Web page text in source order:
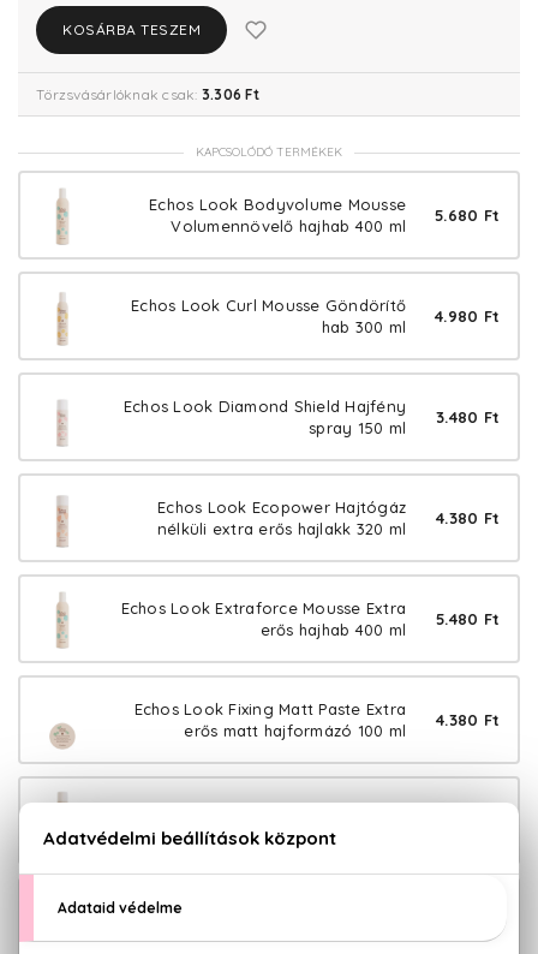
KOSÁRBA TESZEM
Törzsvásárlóknak csak: 3.306 Ft
KAPCSOLÓDÓ TERMÉKEK
Echos Look Bodyvolume Mousse
Volumennövelő hajhab 400 ml
5.680 Ft
Echos Look Curl Mousse Göndörítő
hab 300 ml
4.980 Ft
Echos Look Diamond Shield Hajfény
spray 150 ml
3.480 Ft
Echos Look Ecopower Hajtógáz
nélküli extra erős hajlakk 320 ml
4.380 Ft
Echos Look Extraforce Mousse Extra
erős hajhab 400 ml
5.480 Ft
Echos Look Fixing Matt Paste Extra
erős matt hajformázó 100 ml
4.380 Ft
hajlakk 500 ml
Echos Look Gloss Crystal Hajfény